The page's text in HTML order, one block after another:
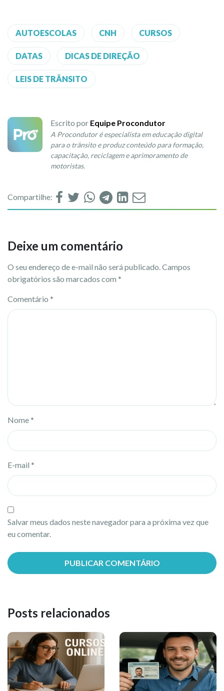
AUTOESCOLAS CNH CURSOS
DATAS DICAS DE DIREÇÃO
LEIS DE TRÂNSITO
Escrito por Equipe Procondutor
A Procondutor é especialista em educação digital
para o trânsito e produz conteúdo para formação,
capacitação, reciclagem e aprimoramento de
motoristas.
Compartilhe:
Deixe um comentário
O seu endereço de e-mail não será publicado.Campos
obrigatórios são marcados com *
Comentário *
Nome*
E-mail *
Salvar meus dados neste navegador para a próxima vez que
eu comentar.
Posts relacionados